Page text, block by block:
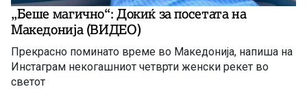
„Беше магично“: Докиќ за посетата на
Македонија (ВИДЕО)
Прекрасно поминато време во Македонија, напиша на
Инстаграм некогашниот четврти женски рекет во
светот